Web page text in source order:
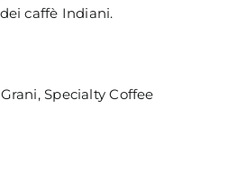
caffè Indiani.
,Specialty Coffee